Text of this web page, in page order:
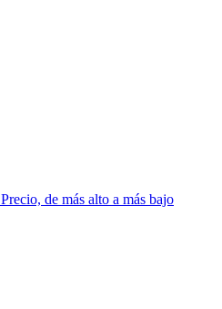
Precio, de más alto a más bajo